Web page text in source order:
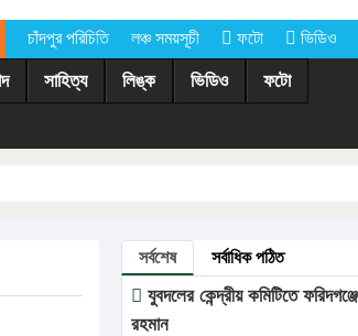
চাঁদপুর পরিচিতি লঞ্চ সময়সূচী ফটো ভিডিও
সাহিত্য লিঙ্ক ভিডিও ফটো
সর্বশেষ সর্বাধিক পঠিত
যুবদলের কেন্দ্রীয় কমিটিতে
রহমান